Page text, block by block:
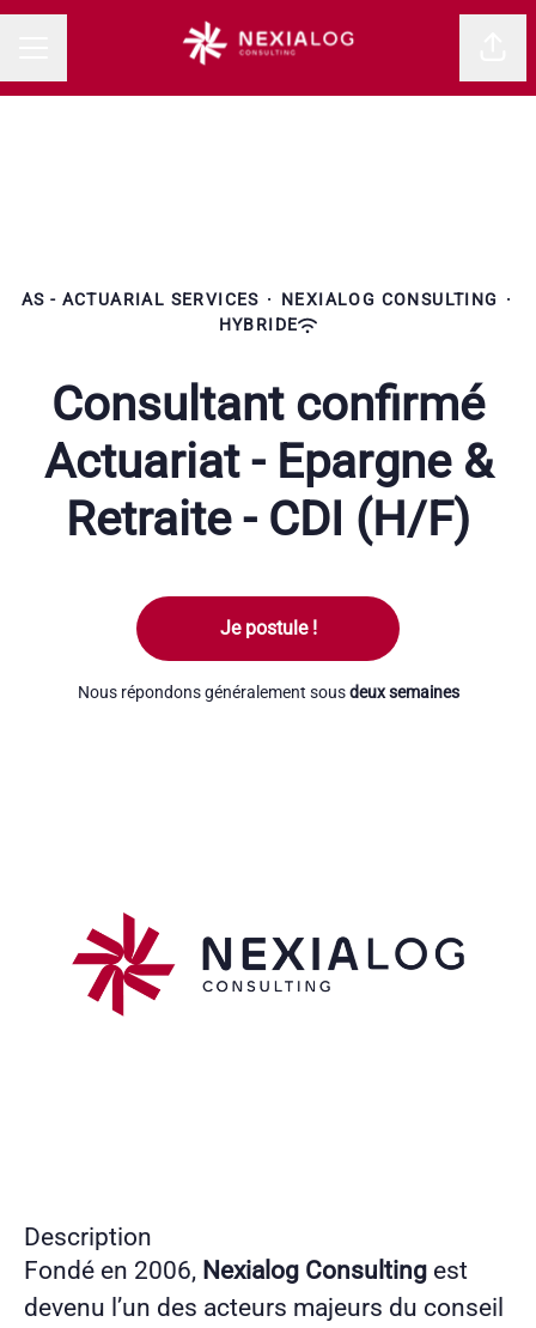
AS - ACTUARIAL SERVICES · NEXIALOG CONSULTING
·
HYBRIDE
Consultant confirmé
Actuariat - Epargne &
Retraite - CDI (H/F)
Je postule !
Nous répondons généralement sousdeux semaines
Description
Fondé en 2006, Nexialog Consulting est
devenu l’un des acteurs majeurs du conseil